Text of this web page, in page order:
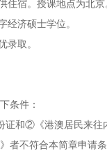
住宿。授课地点为北京
经济硕士学位。
录取。
条件：
和②《港澳居民来往
者不符合本简章申请